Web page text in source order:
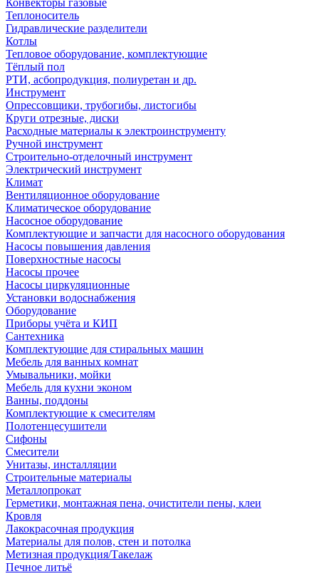
Конвекторы газовые
Теплоноситель
Гидравлические разделители
Котлы
Тепловое оборудование, комплектующие
Тёплый пол
РТИ, асбопродукция, полиуретан и др.
Инструмент
Опрессовщики, трубогибы, листогибы
Круги отрезные, диски
Расходные материалы к электроинструменту
Ручной инструмент
Строительно-отделочный инструмент
Электрический инструмент
Климат
Вентиляционное оборудование
Климатическое оборудование
Насосное оборудование
Комплектующие и запчасти для насосного оборудования
Насосы повышения давления
Поверхностные насосы
Насосы прочее
Насосы циркуляционные
Установки водоснабжения
Оборудование
Приборы учёта и КИП
Сантехника
Комплектующие для стиральных машин
Мебель для ванных комнат
Умывальники, мойки
Мебель для кухни эконом
Ванны, поддоны
Комплектующие к смесителям
Полотенцесушители
Сифоны
Смесители
Унитазы, инсталляции
Строительные материалы
Металлопрокат
Герметики, монтажная пена, очистители пены, клеи
Кровля
Лакокрасочная продукция
Материалы для полов, стен и потолка
Метизная продукция/Такелаж
Печное литьё